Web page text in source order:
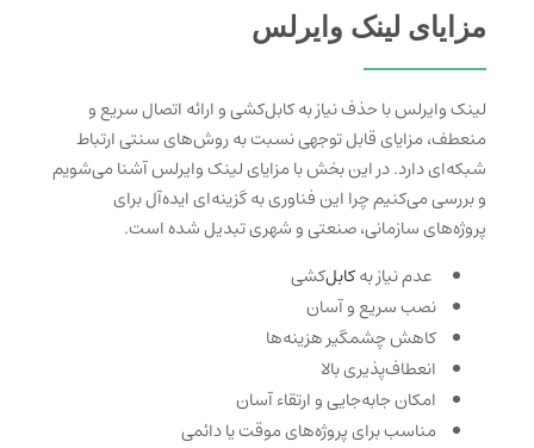
مزایای لینک وایرلس
لینک وایرلس با حذف نیاز به کابل‌کشی و ارائه اتصال سریع و
منعطف، مزایای قابل توجهی نسبت به روش‌های سنتی ارتباط
شبکه‌ای دارد. در این بخش با مزایای لینک وایرلس آشنا می‌شویم
و بررسی می‌کنیم چرا این فناوری به گزینه‌ای ایده‌آل برای
پروژه‌های سازمانی، صنعتی و شهری تبدیل شده است.
عدم نیاز بهکابل‌کشی
نصب سریع و آسان
کاهش چشمگیر هزینه‌ها
انعطاف‌پذیری بالا
امکان جابه‌جایی و ارتقاء آسان
مناسب برای پروژه‌های موقت یا دائمی